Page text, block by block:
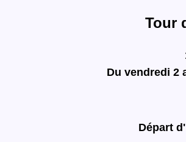
Tour
Du vendredi 2
Départ